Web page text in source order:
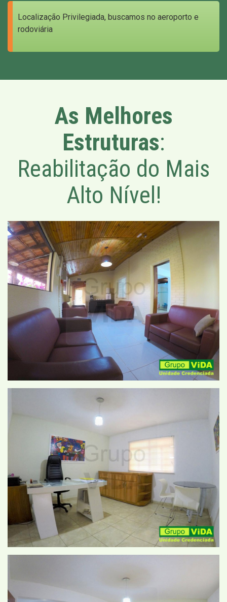
Localização Privilegiada, buscamos no aeroporto e
rodoviária
As Melhores
Estruturas:
Reabilitação do Mais
Alto Nível!